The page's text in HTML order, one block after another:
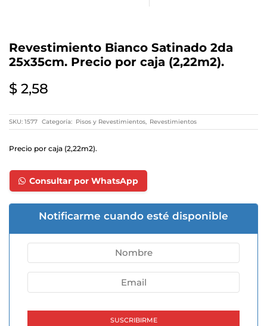
Revestimiento Bianco Satinado 2da
25x35cm. Precio por caja (2,22m2).
$ 2,58
SKU: 1577 Categoría: Pisos y Revestimientos, Revestimientos
Precio por caja (2,22m2).
Consultar por WhatsApp
Notificarme cuando esté disponible